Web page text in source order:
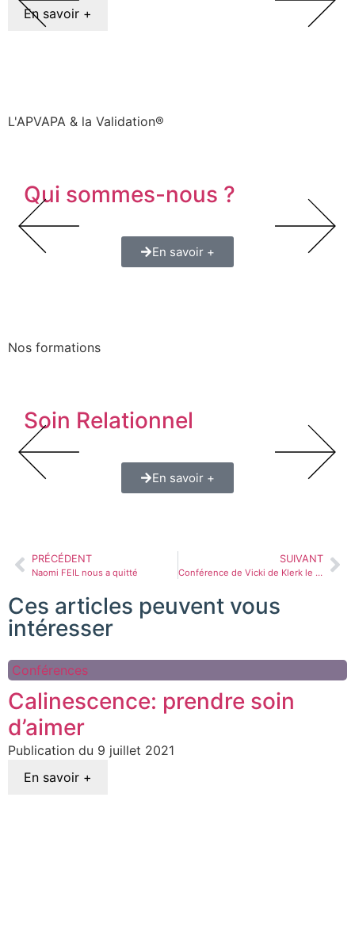
En savoir +
L'APVAPA & la Validation®
Qui sommes-nous ?
En savoir +
Nos formations
Soin Relationnel
En savoir +
PRÉCÉDENT
Naomi FEIL nous a quitté
SUIVANT
Conférence de Vicki de Klerk le 8 octobre 2024 à Lyon…
Ces articles peuvent vous
intéresser
Conférences
Calinescence: prendre soin
d’aimer
9 juillet 2021
En savoir +